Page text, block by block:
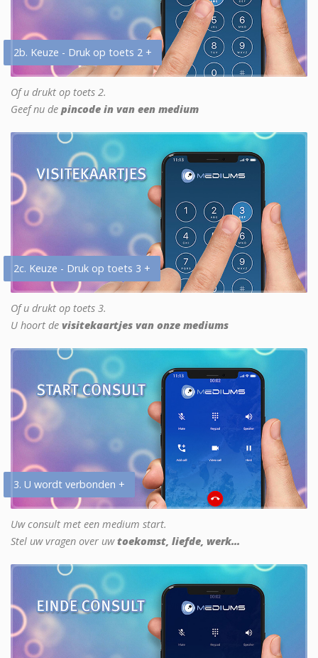
2b. Keuze - Druk op toets 2 +
Of u drukt op toets 2.
Geef nu de pincode in van een medium
2c. Keuze - Druk op toets 3 +
Of u drukt op toets 3.
U hoort de visitekaartjes van onze mediums
3. U wordt verbonden +
Uw consult met een medium start.
Stel uw vragen over uwtoekomst, liefde, werk...